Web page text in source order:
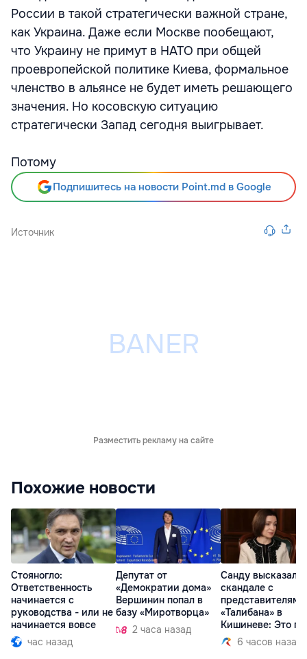
России в такой стратегически важной стране,
как Украина. Даже если Москве пообещают,
что Украину не примут в НАТО при общей
проевропейской политике Киева, формальное
членство в альянсе не будет иметь решающего
значения. Но косовскую ситуацию
стратегически Запад сегодня выигрывает.
Потому
Подпишитесь на новости Point.md в Google
Источник
Разместить рекламу на сайте
Похожие новости
Стояногло:
Ответственность
начинается с
руководства - или не
начинается вовсе
час назад
Депутат от
«Демократии дома»
Вершинин попал в
базу «Миротворца»
2 часа назад
Санду
скандале с
представителями
«Талибана» в
Кишиневе: Это
6 часов назад